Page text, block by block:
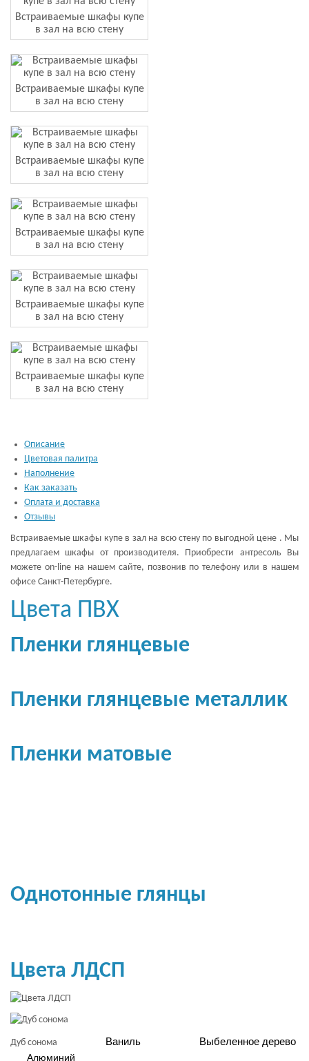
Встраиваемые шкафы купе
в зал на всю стену
Встраиваемые шкафы купе
в зал на всю стену
Встраиваемые шкафы купе
в зал на всю стену
Встраиваемые шкафы купе
в зал на всю стену
Встраиваемые шкафы купе
в зал на всю стену
Встраиваемые шкафы купе
в зал на всю стену
Описание
Цветовая палитра
Наполнение
Как заказать
Оплата и доставка
Отзывы
Встраиваемые шкафы купе в зал на всю стену по выгодной цене . Мы
предлагаем шкафы от производителя. Приобрести антресоль Вы
можете on-line на нашем сайте, позвонив по телефону или в нашем
офисе Санкт-Петербурге.
Цвета ПВХ
Пленки глянцевые
Пленки глянцевые металлик
Пленки матовые
Однотонные глянцы
Цвета ЛДСП
Дуб сонома Ваниль Выбеленное дерево
Алюминий